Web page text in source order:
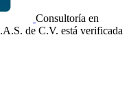
Consultoría en
de C.V. está verificada